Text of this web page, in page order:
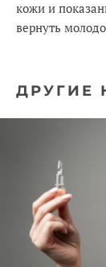
кожи и
вернуть
ДРУГИЕ